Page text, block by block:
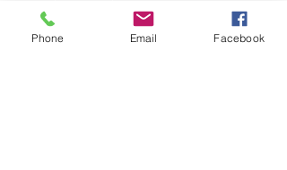
Phone Email Facebook